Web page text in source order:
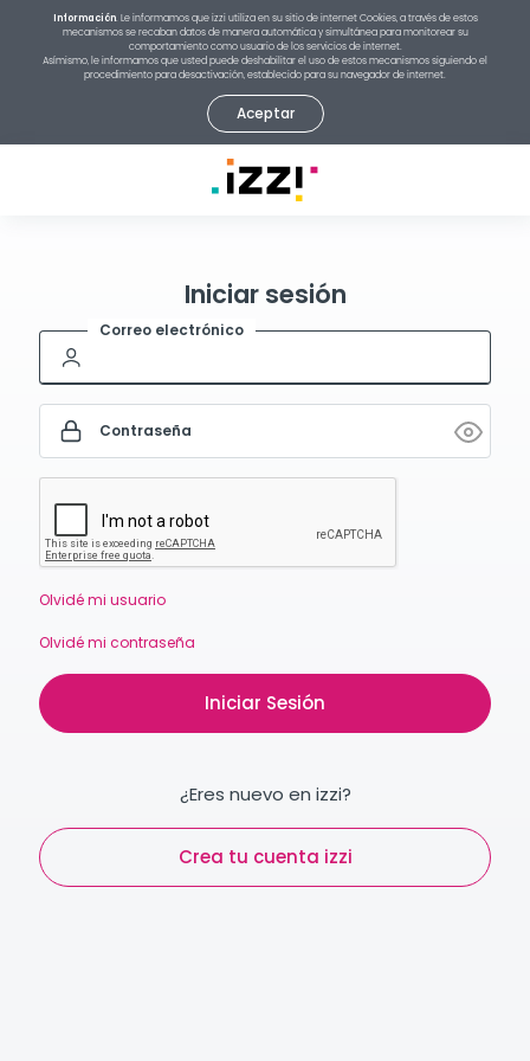
Información. Le informamos que izzi utiliza en su sitio de internet Cookies, a través de estos
mecanismos se recaban datos de manera automática y simultánea para monitorear su
comportamiento como usuario de los servicios de internet.
Asímismo, le informamos que usted puede deshabilitar el uso de estos mecanismos siguiendo el
procedimiento para desactivación, establecido para su navegador de internet.
Aceptar
Iniciar sesión
Correo electrónico
Contraseña
Olvidé mi usuario
Olvidé mi contraseña
Iniciar Sesión
¿Eres nuevo en izzi?
Crea tu cuenta izzi